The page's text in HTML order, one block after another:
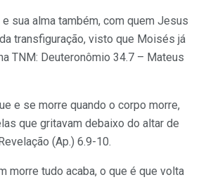
sua alma também, com quem Jesus
transfiguração, visto que Moisés já
TNM: Deuteronômio 34.7 – Mateus
e se morre quando o corpo morre,
que gritavam debaixo do altar de
(Ap.) 6.9-10.
morre tudo acaba, o que é que volta